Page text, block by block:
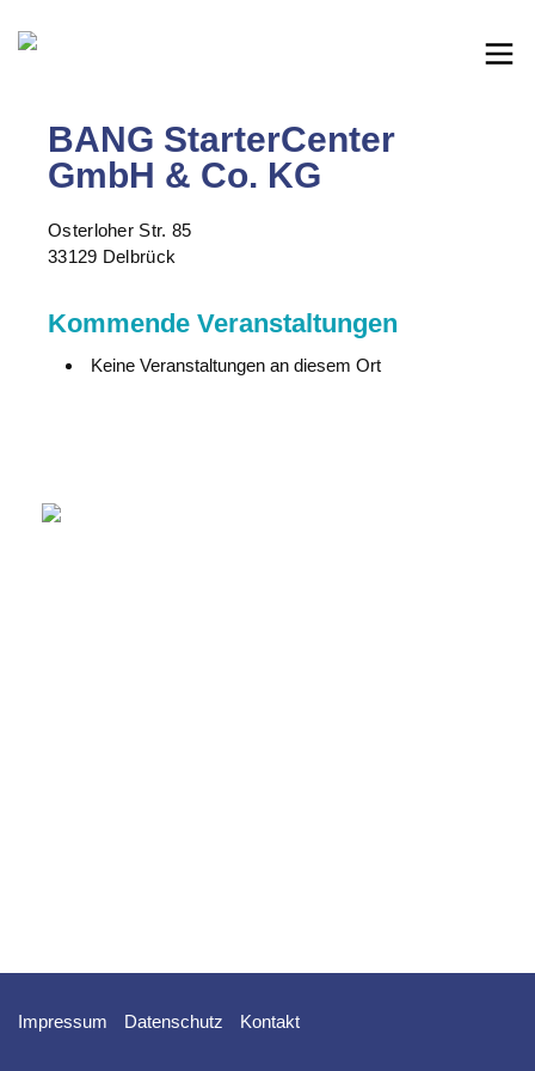
BANG StarterCenter
GmbH & Co. KG
Osterloher Str. 85
33129 Delbrück
Kommende Veranstaltungen
Keine Veranstaltungen an diesem Ort
Impressum Datenschutz Kontakt